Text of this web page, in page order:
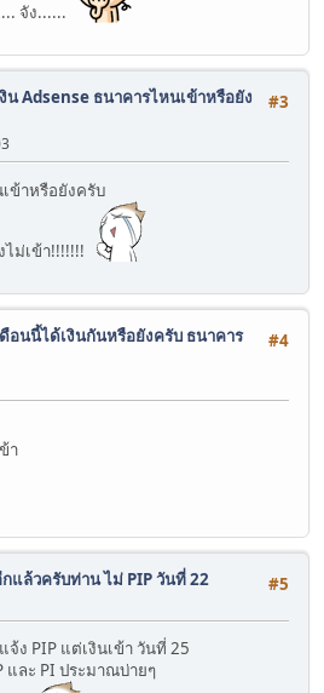
จัง......
#3
น Adsense ธนาคารไหนเข้าหรือยัง
ข้าหรือยังครับ
ม่เข้า!!!!!!!
#4
อนนี้ได้เงินกันหรือยังครับ ธนาคาร
า
#5
แล้วครับท่าน ไม่ PIP วันที่ 22
ง PIP แต่เงินเข้า วันที่ 25
และ PI ประมาณบ่ายๆ